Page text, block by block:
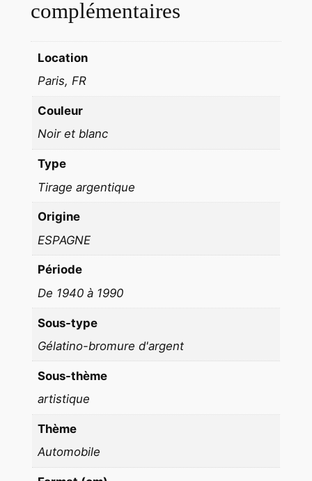
é
E
a
e
F
N
T
6
o
m
4
complémentaires
Location
Paris, FR
Couleur
Noir et blanc
Type
Tirage argentique
Origine
ESPAGNE
Période
De 1940 à 1990
Sous-type
Gélatino-bromure d'argent
Sous-thème
artistique
Thème
Automobile